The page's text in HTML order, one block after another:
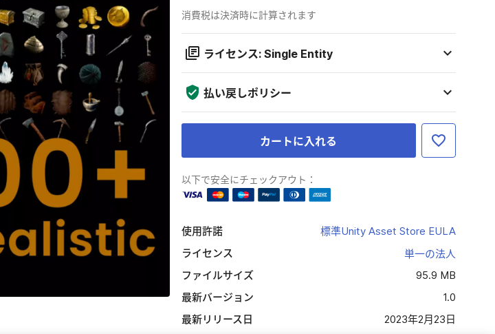
消費税は決済時に計算されます
ライセンス: Single Entity
払い戻しポリシー
カートに入れる
以下で安全にチェックアウト：
使用許諾
標準Unity Asset Store EULA
ライセンス
単一の法人
ファイルサイズ
95.9 MB
最新バージョン
1.0
最新リリース日
2023年2月23日